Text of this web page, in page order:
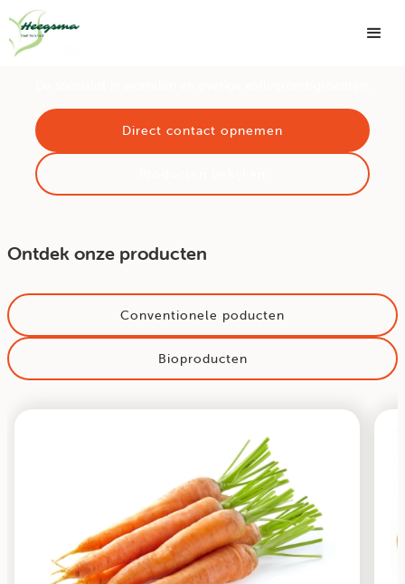
/* Change the "#000" to whatever color matches your
projects them and style */
De specialist in wortelen
Direct contact opnemen
Ontdek onze producten
Conventionele poducten
Bioproducten